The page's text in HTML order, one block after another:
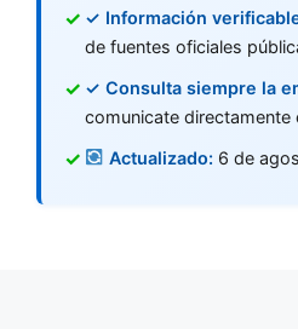
✓ Información
de fuentes oficiales
✓ Consulta siempre la
comunicate directamente
Actualizado: 6 de